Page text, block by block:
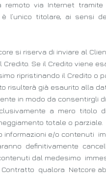
remoto via Internet
l’unico titolare, ai sensi
si riserva di inviare al
Se il Credito viene
ripristinando il Credito o
risulterà già esaurito alla
in modo da consentirgli
a mero titolo
totale o
informazioni e/o contenuti
definitivamente
dal medesimo
Contratto qualora Netcore